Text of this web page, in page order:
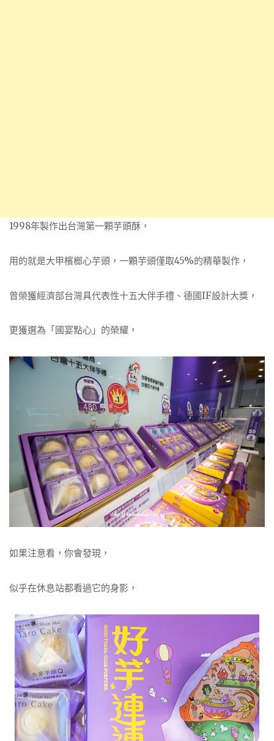
1998年製作出台灣第一顆芋頭酥，
用的就是大甲檳榔心芋頭，一顆芋頭僅取45%的精華製作，
曾榮獲經濟部台灣具代表性十五大伴手禮、德國IF設計大獎，
更獲選為「國宴點心」的榮耀，
如果注意看，你會發現，
似乎在休息站都看過它的身影，